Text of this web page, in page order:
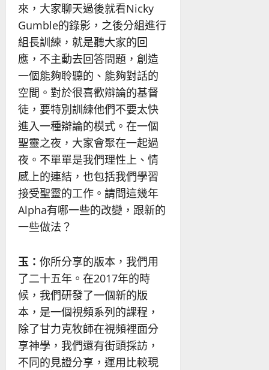
來，大家聊天過後就看Nicky
Gumble的錄影，之後分組進行
組長訓練，就是聽大家的回
應，不主動去回答問題，創造
一個能夠聆聽的、能夠對話的
空間。對於很喜歡辯論的基督
徒，要特別訓練他們不要太快
進入一種辯論的模式。在一個
聖靈之夜，大家會聚在一起過
夜。不單單是我們理性上、情
感上的連結，也包括我們學習
接受聖靈的工作。請問這幾年
Alpha有哪一些的改變，跟新的
一些做法？
玉： 你所分享的版本，我們用
了二十五年。在2017年的時
候，我們研發了一個新的版
本，是一個視頻系列的課程，
除了甘力克牧師在視頻裡面分
享神學，我們還有街頭採訪，
不同的見證分享，運用比較現